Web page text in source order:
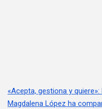
«Acepta, gestiona y
Magdalena López ha